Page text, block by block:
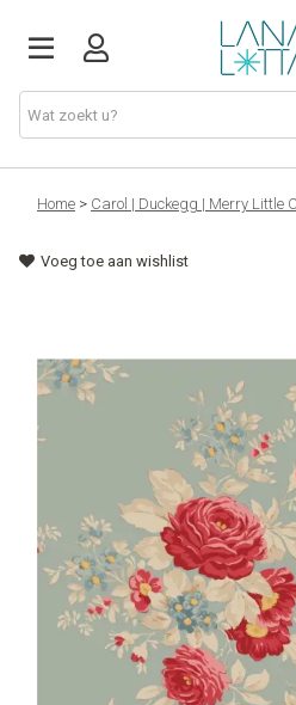
Stoffen
Fournituren
Patronen
Workshops
Tips & tricks
Cadeaubon
Home > Carol | Duckegg | Merry Little
Voeg toe aan wishlist